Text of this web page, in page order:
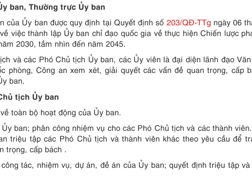
ban, Thường trực Ủy ban
của Ủy ban được quy định tại Quyết định số 203/QĐ-TTg ngày 06
việc thành lập Ủy ban chỉ đạo quốc gia về thực hiện Chiến lược
2030, tầm nhìn đến năm 2045.
và các Phó Chủ tịch Ủy ban, các Ủy viên là đại diện lãnh đạo
phòng, Công an xem xét, giải quyết các vấn đề quan trọng, cấp
ban.
tịch Ủy ban
toàn bộ hoạt động của Ủy ban.
ban; phân công nhiệm vụ cho các Phó Chủ tịch và các thành
triệu tập các Phó Chủ tịch và thành viên khác theo yêu cầu để
trọng, cấp bách .
tác, nhiệm vụ, dự án, đề án của Ủy ban; quyết định triệu tập